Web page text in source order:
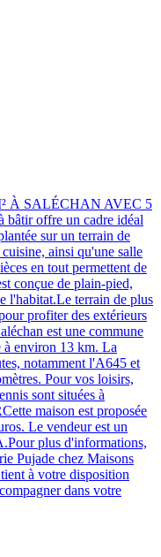
À SALÉCHAN AVEC 5
bâtir offre un cadre idéal
sur un terrain de
ainsi qu'une salle
en tout permettent de
conçue de plain-pied,
l'habitat.Le terrain de plus
profiter des extérieurs
est une commune
à environ 13 km. La
notamment l'A645 et
Pour vos loisirs,
sont situées à
maison est proposée
Le vendeur est un
plus d'informations,
Pujade chez Maisons
à votre disposition
dans votre